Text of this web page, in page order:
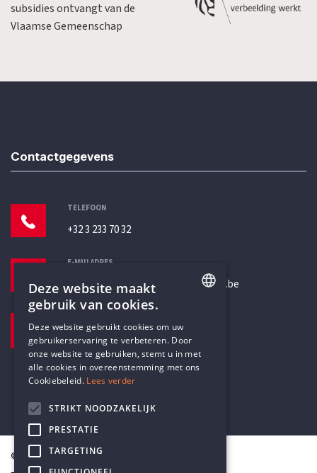
subsidies ontvangt van de
Vlaamse Gemeenschap
Contactgegevens
TELEFOON
+32 3 233 70 32
E-MAILADRES
secretariaat@humanistischverbond.be
Pottenbrug 4
Antwerpen, 2000
© Humanistisch Verbond 2026
DUTCH
Deze website maakt
gebruik van cookies.
Deze website gebruikt cookies om uw
gebruikerservaring te verbeteren. Door
onze website te gebruiken, stemt u in met
alle cookies in overeenstemming met ons
Cookiebeleid. Lees verder
STRIKT NOODZAKELIJK
PRESTATIE
TARGETING